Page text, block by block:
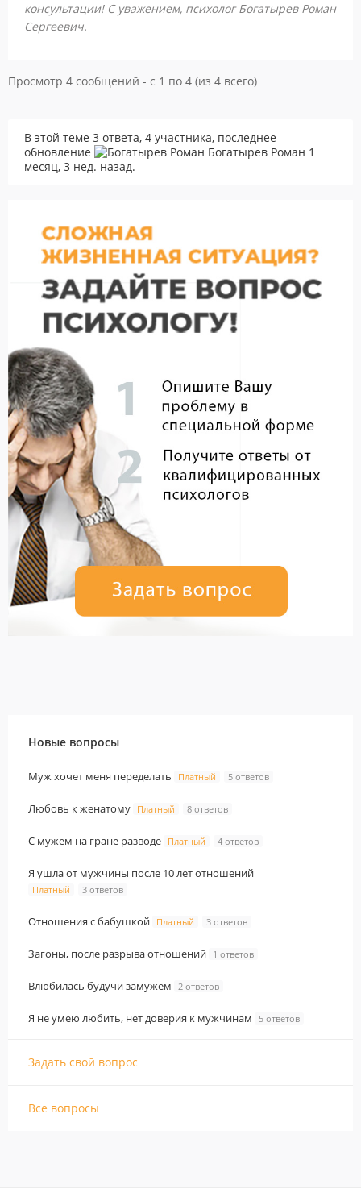
консультации! С уважением, психолог Богатырев Роман
Сергеевич.
Просмотр 4 сообщений - с 1 по 4 (из 4 всего)
В этой теме 3 ответа, 4 участника, последнее
обновление
Богатырев Роман 1
месяц, 3 нед. назад.
Новые вопросы
Муж хочет меня переделать Платный 5 ответов
Любовь к женатому Платный 8 ответов
С мужем на гране разводе Платный 4 ответов
Я ушла от мужчины после 10 лет отношений
Платный 3 ответов
Отношения с бабушкой Платный 3 ответов
Загоны, после разрыва отношений 1 ответов
Влюбилась будучи замужем 2 ответов
Я не умею любить, нет доверия к мужчинам 5 ответов
Задать свой вопрос
Все вопросы